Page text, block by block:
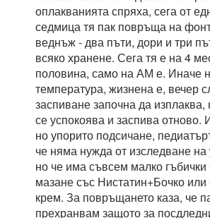
оплакванията спряха, сега от
седмица тя пак повръща на
веднъж - два пъти, дори и три
всяко хранене. Сега тя е на 4
половина, само на АМ е. Иначе
температура, жизнена е, вечер
заспиване започна да изплаква,
се успокоява и заспива отново.
но упорито подсичане,
че няма нужда от изследване на
но че има съвсем малко гъбички
мазане със Нистатин+Бочко
крем. За повръщането каза, че
прехранвам защото за